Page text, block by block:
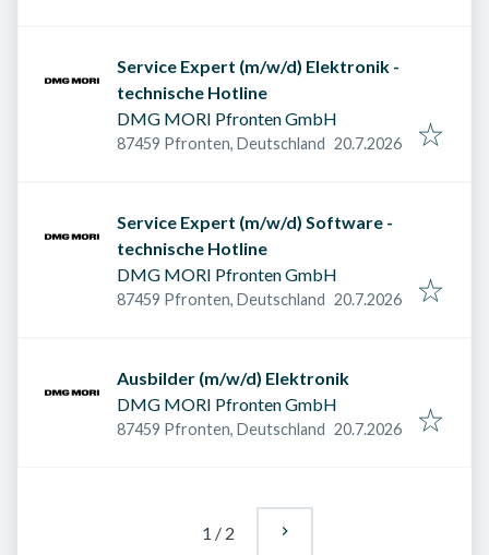
Service Expert (m/w/d) Elektronik -
technische Hotline
DMG MORI Pfronten GmbH
87459 Pfronten, Deutschland Veröffentlicht am
20.7.2026
Service Expert (m/w/d) Software -
technische Hotline
DMG MORI Pfronten GmbH
87459 Pfronten, Deutschland Veröffentlicht am
20.7.2026
Ausbilder (m/w/d) Elektronik
DMG MORI Pfronten GmbH
87459 Pfronten, Deutschland Veröffentlicht am
20.7.2026
1 / 2